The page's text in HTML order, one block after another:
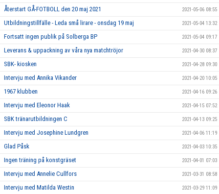
Återstart GÅ-FOTBOLL den 20 maj 2021 2021-05-06 08:55
Utbildningstillfälle - Leda små lirare - onsdag 19 maj 2021-05-04 13:32
Fortsatt ingen publik på Solberga BP 2021-05-04 09:17
Leverans & uppackning av våra nya matchtröjor 2021-04-30 08:37
SBK- kiosken 2021-04-28 09:30
Intervju med Annika Vikander 2021-04-20 10:05
1967 klubben 2021-04-16 09:26
Intervju med Eleonor Haak 2021-04-15 07:52
SBK tränarutbildningen C 2021-04-13 09:25
Intervju med Josephine Lundgren 2021-04-06 11:19
Glad Påsk 2021-04-03 10:35
Ingen träning på konstgräset 2021-04-01 07:03
Intervju med Annelie Cullfors 2021-03-31 08:58
Intervju med Matilda Westin 2021-03-29 11:09